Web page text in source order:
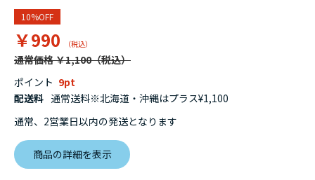
10%OFF
￥990
通常価格 ￥1,100
ポイント 9
配送料 通常送料※北海道・沖縄はプラス¥1,100
通常、2営業日以内の発送となります
商品の詳細を表示